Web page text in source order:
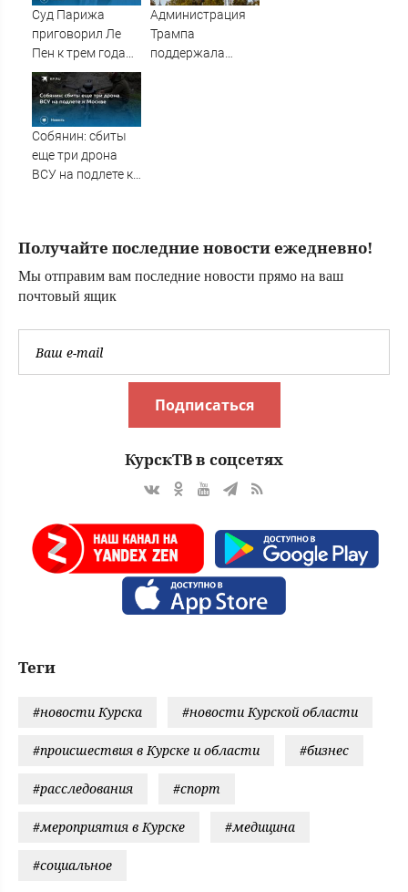
заднем сиденье
автомобиля
Суд Парижа
приговорил Ле
Пен к трем годам
тюрьмы по делу
об отмывании
денег ЕП
Администрация
Трампа
поддержала
Собянин: сбиты
еще три дрона
ВСУ на подлете к
Получайте последние новости ежедневно!
Мы отправим вам последние новости прямо на ваш
почтовый ящик
Подписаться
КурскТВ в соцсетях
Теги
#новости Курска #новости Курской области
#происшествия в Курске и области #бизнес
#расследования #спорт
#мероприятия в Курске #медицина
#социальное